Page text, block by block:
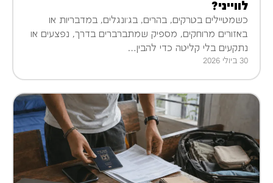
לווייני?
כשמטיילים בטרקים, בהרים, בג׳ונגלים, במדבריות או
באזורים מרוחקים, מספיק שמתברברים בדרך, נפצעים או
נתקעים בלי קליטה כדי להבין…
30 ביולי 2026